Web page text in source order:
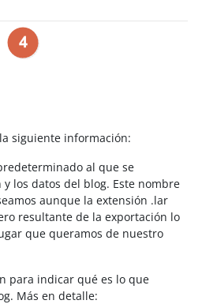
siguiente información:
al que se
los datos del blog. Este nombre
aunque la extensión .lar
resultante de la exportación lo
que queramos de nuestro
para indicar qué es lo que
Más en detalle: